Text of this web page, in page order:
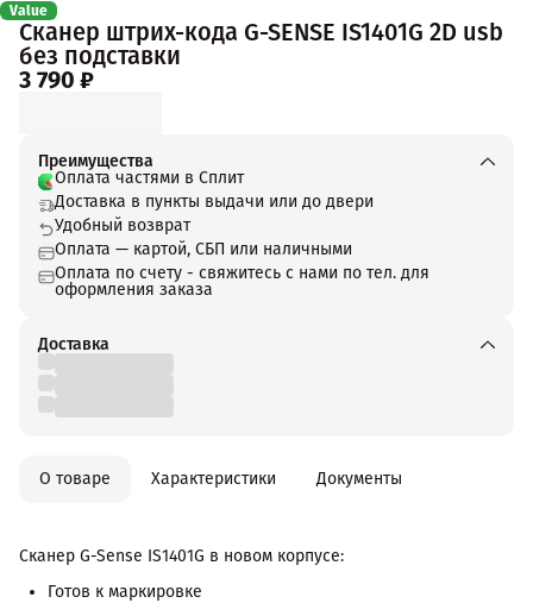
Value
Сканер штрих-кода G-SENSE IS1401G 2D usb
без подставки
3 790 ₽
Преимущества
Оплата частями в Сплит
Доставка в пункты выдачи или до двери
Удобный возврат
Оплата — картой, СБП или наличными
Оплата по счету - свяжитесь с нами по тел. для
оформления заказа
Доставка
О товаре Характеристики Документы
Сканер G-Sense IS1401G в новом корпусе:
Готов к маркировке